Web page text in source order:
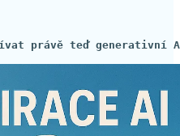
právě teď generativní